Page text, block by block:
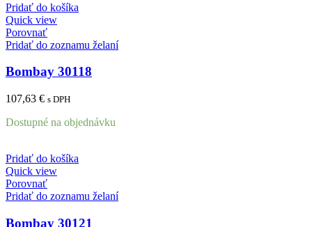
Pridať do košíka
Quick view
Porovnať
Pridať do zoznamu želaní
Bombay 30118
107,63 € s DPH
Dostupné na objednávku
Pridať do košíka
Quick view
Porovnať
Pridať do zoznamu želaní
Bombay 30121